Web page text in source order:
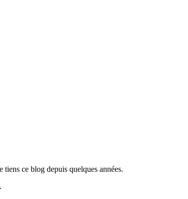
ce blog depuis quelques années.